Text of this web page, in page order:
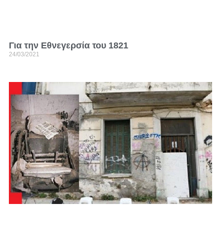
Για την Εθνεγερσία του 1821
24/03/2021